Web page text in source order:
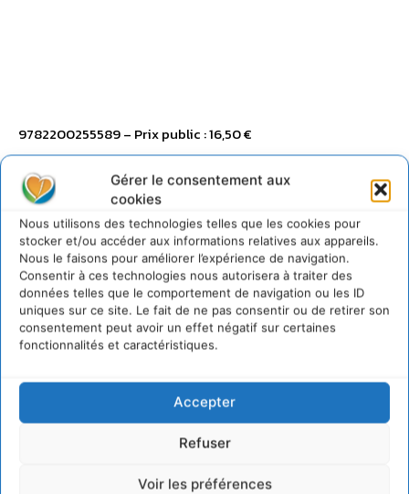
Gérer le consentement aux
cookies
Nous utilisons des technologies telles que les cookies pour
stocker et/ou accéder aux informations relatives aux appareils.
Nous le faisons pour améliorer l’expérience de navigation.
Consentir à ces technologies nous autorisera à traiter des
données telles que le comportement de navigation ou les ID
uniques sur ce site. Le fait de ne pas consentir ou de retirer son
consentement peut avoir un effet négatif sur certaines
fonctionnalités et caractéristiques.
Accepter
Refuser
Voir les préférences
9782200255589 – Prix public : 16,50 €
LAISSER UN COMMENTAIRE